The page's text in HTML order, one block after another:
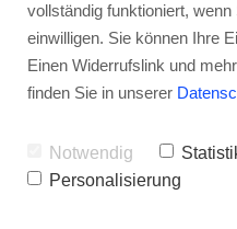
vollständig funktioniert,
einwilligen. Sie können Ihre
Einen Widerrufslink und
finden Sie in unserer
Notwendig
Personalisierung